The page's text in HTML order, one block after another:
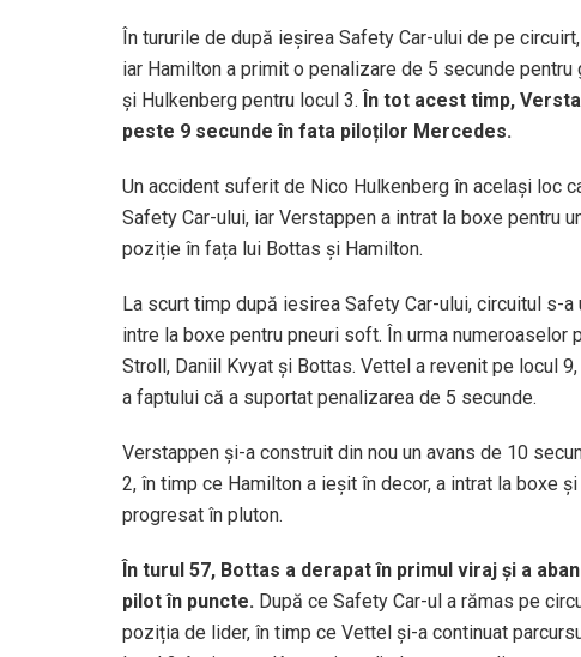
În tururile de după ieșirea Safety Car-ului de pe
iar Hamilton a primit o penalizare de 5 secunde
și Hulkenberg pentru locul 3. În tot acest timp,
peste 9 secunde în fata piloților Mercedes.
Un accident suferit de Nico Hulkenberg în același loc
Safety Car-ului, iar Verstappen a intrat la boxe pentru
poziție în fața lui Bottas și Hamilton.
La scurt timp după iesirea Safety Car-ului, circuitul
intre la boxe pentru pneuri soft. În urma
Stroll, Daniil Kvyat și Bottas. Vettel a revenit pe locul
a faptului că a suportat penalizarea de 5 secunde.
Verstappen și-a construit din nou un avans de 10
2, în timp ce Hamilton a ieșit în decor, a intrat la boxe
progresat în pluton.
În turul 57, Bottas a derapat în primul viraj și a
pilot în puncte. După ce Safety Car-ul a rămas pe
poziția de lider, în timp ce Vettel și-a continuat